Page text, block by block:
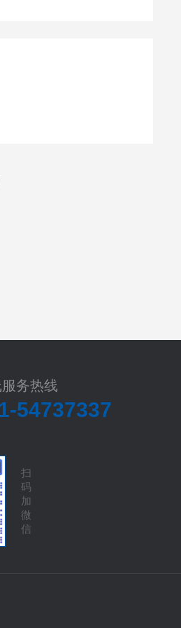
务热线
54737337
扫
码
加
微
信